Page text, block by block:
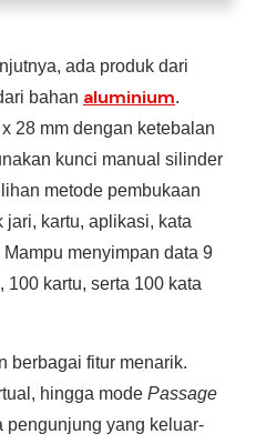
ada produk dari
bahan aluminium.
28 mm dengan ketebalan
kunci manual silinder
metode pembukaan
jari, kartu, aplikasi, kata
Mampu menyimpan data 9
100 kartu, serta 100 kata
berbagai fitur menarik.
hingga mode Passage
pengunjung yang keluar-